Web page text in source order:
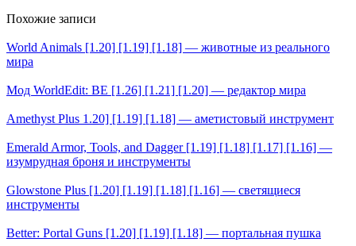
Похожие записи
World Animals [1.20] [1.19] [1.18] — животные из реального
мира
Мод WorldEdit: BE [1.26] [1.21] [1.20] — редактор мира
Amethyst Plus 1.20] [1.19] [1.18] — аметистовый инструмент
Emerald Armor, Tools, and Dagger [1.19] [1.18] [1.17] [1.16] —
изумрудная броня и инструменты
Glowstone Plus [1.20] [1.19] [1.18] [1.16] — светящиеся
инструменты
Better: Portal Guns [1.20] [1.19] [1.18] — портальная пушка